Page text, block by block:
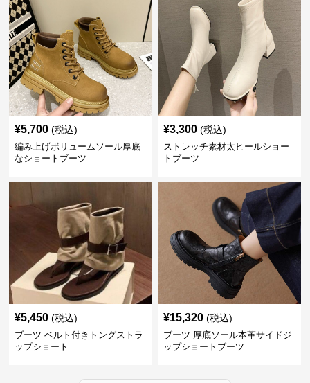
¥5,700 (税込)
編み上げボリュームソール厚底
なショートブーツ
¥3,300 (税込)
ストレッチ素材太ヒールショー
トブーツ
¥5,450 (税込)
ブーツ ベルト付きトングストラ
ップショート
¥15,320 (税込)
ブーツ 厚底ソール本革サイドジ
ップショートブーツ